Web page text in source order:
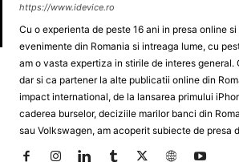
https://www.idevice.ro
Cu o experienta de peste 16 ani in presa online
evenimente din Romania si intreaga lume, cu
am o vasta expertiza in stirile de interes
dar si ca partener la alte publicatii online din
impact international, de la lansarea primului
caderea burselor, deciziile marilor banci din
sau Volkswagen, am acoperit subiecte de presa